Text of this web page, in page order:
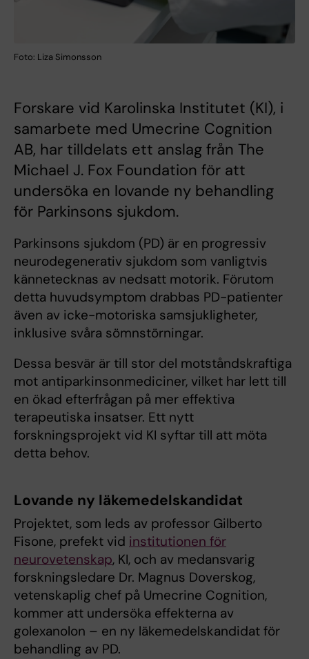
Foto: Liza Simonsson
Forskare vid Karolinska Institutet (KI), i
samarbete med Umecrine Cognition
AB, har tilldelats ett anslag från The
Michael J. Fox Foundation för att
undersöka en lovande ny behandling
för Parkinsons sjukdom.
Parkinsons sjukdom (PD) är en progressiv
neurodegenerativ sjukdom som vanligtvis
kännetecknas av nedsatt motorik. Förutom
detta huvudsymptom drabbas PD-patienter
även av icke-motoriska samsjukligheter,
inklusive svåra sömnstörningar.
Dessa besvär är till stor del motståndskraftiga
mot antiparkinsonmediciner, vilket har lett till
en ökad efterfrågan på mer effektiva
terapeutiska insatser. Ett nytt
forskningsprojekt vid KI syftar till att möta
detta behov.
Lovande ny läkemedelskandidat
Projektet, som leds av professor Gilberto
Fisone, prefekt vid institutionen för
neurovetenskap, KI, och av medansvarig
forskningsledare Dr. Magnus Doverskog,
vetenskaplig chef på Umecrine Cognition,
kommer att undersöka effekterna av
golexanolon – en ny läkemedelskandidat för
behandling av PD.